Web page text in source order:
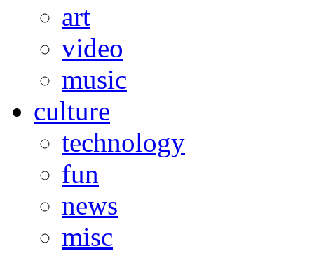
art
video
music
culture
technology
fun
news
misc